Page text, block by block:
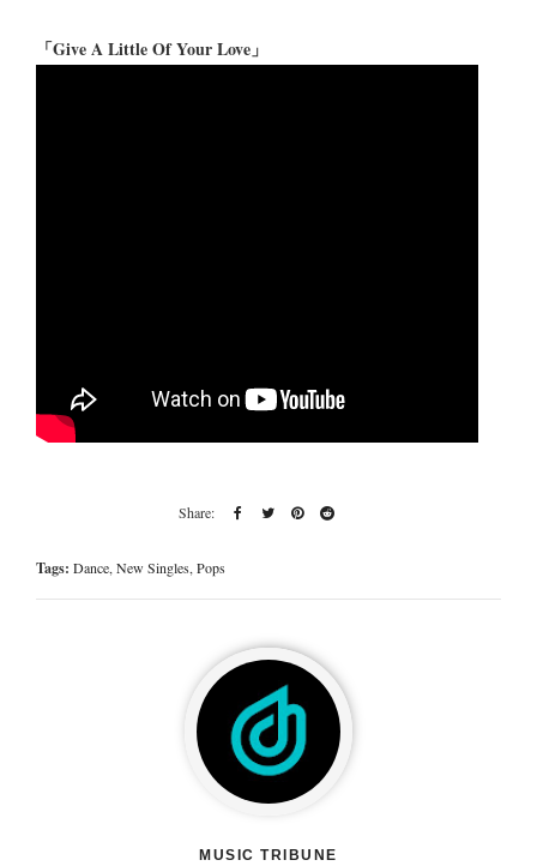
「Give A Little Of Your Love」
Tags: Dance,New Singles,Pops
MUSIC TRIBUNE